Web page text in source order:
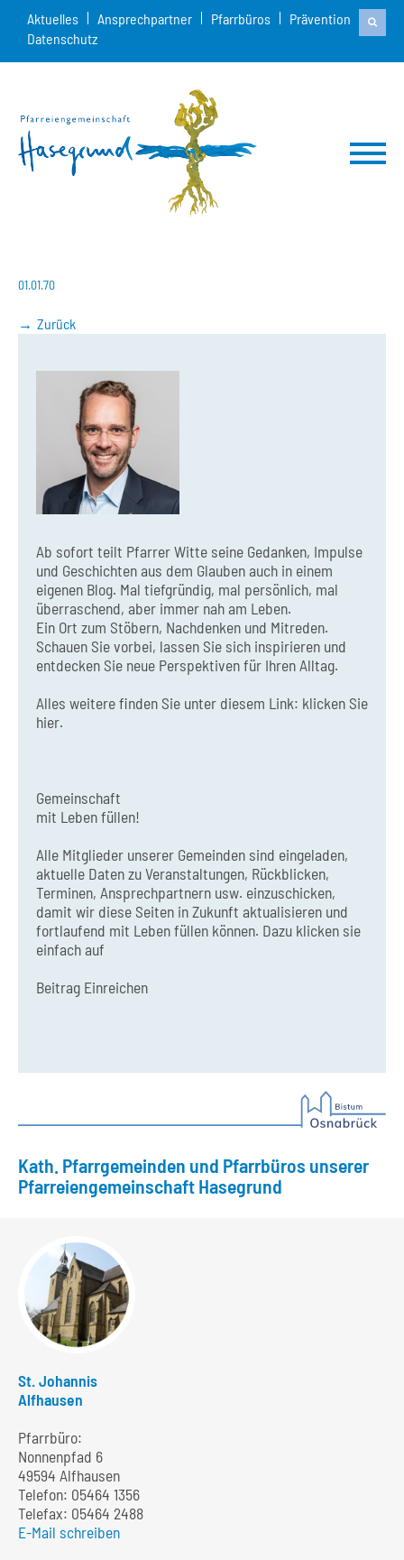
Aktuelles Ansprechpartner Pfarrbüros
Prävention
Datenschutz
01.01.70
Zurück
Ab sofort teilt Pfarrer Witte seine Gedanken, Impulse
und Geschichten aus dem Glauben auch in einem
eigenen Blog. Mal tiefgründig, mal persönlich, mal
überraschend, aber immer nah am Leben.
Ein Ort zum Stöbern, Nachdenken und Mitreden.
Schauen Sie vorbei, lassen Sie sich inspirieren und
entdecken Sie neue Perspektiven für Ihren Alltag.
Alles weitere finden Sie unter diesem Link: klicken Sie
hier.
Gemeinschaft
mit Leben füllen!
Alle Mitglieder unserer Gemeinden sind eingeladen,
aktuelle Daten zu Veranstaltungen, Rückblicken,
Terminen, Ansprechpartnern usw. einzuschicken,
damit wir diese Seiten in Zukunft aktualisieren und
fortlaufend mit Leben füllen können. Dazu klicken sie
einfach auf
Beitrag Einreichen
Kath. Pfarrgemeinden und Pfarrbüros unserer
Pfarreiengemeinschaft Hasegrund
St. Johannis
Alfhausen
Pfarrbüro:
Nonnenpfad 6
49594 Alfhausen
Telefon: 05464 1356
Telefax: 05464 2488
E-Mail schreiben